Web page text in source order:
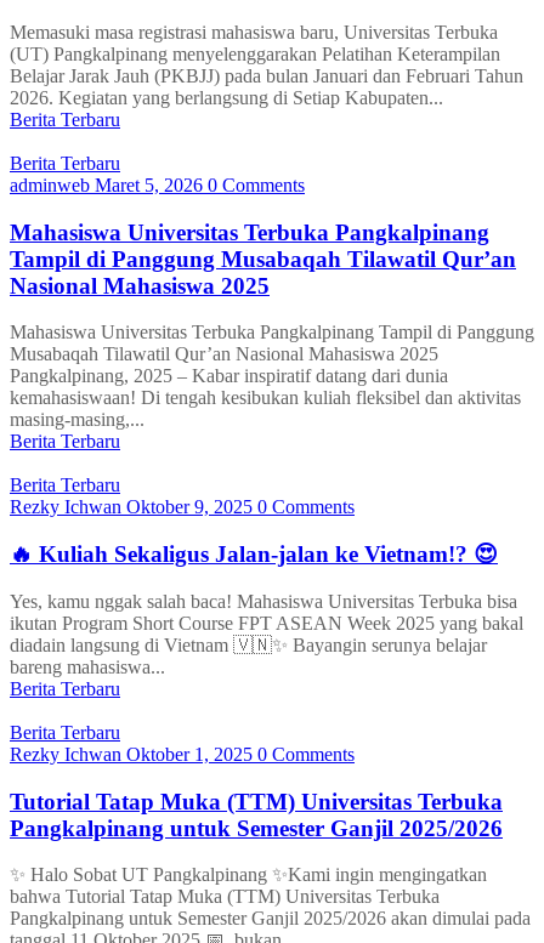
Memasuki masa registrasi mahasiswa baru, Universitas Terbuka
(UT) Pangkalpinang menyelenggarakan Pelatihan Keterampilan
Belajar Jarak Jauh (PKBJJ) pada bulan Januari dan Februari Tahun
2026. Kegiatan yang berlangsung di Setiap Kabupaten...
Berita Terbaru
Berita Terbaru
adminweb Maret 5, 2026 0 Comments
Mahasiswa Universitas Terbuka Pangkalpinang
Tampil di Panggung Musabaqah Tilawatil Qur’an
Nasional Mahasiswa 2025
Mahasiswa Universitas Terbuka Pangkalpinang Tampil di Panggung
Musabaqah Tilawatil Qur’an Nasional Mahasiswa 2025
Pangkalpinang, 2025 – Kabar inspiratif datang dari dunia
kemahasiswaan! Di tengah kesibukan kuliah fleksibel dan aktivitas
masing-masing,...
Berita Terbaru
Berita Terbaru
Rezky Ichwan Oktober 9, 2025 0 Comments
🔥 Kuliah Sekaligus Jalan-jalan ke Vietnam!? 😍
Yes, kamu nggak salah baca! Mahasiswa Universitas Terbuka bisa
ikutan Program Short Course FPT ASEAN Week 2025 yang bakal
diadain langsung di Vietnam 🇻🇳✨ Bayangin serunya belajar
bareng mahasiswa...
Berita Terbaru
Berita Terbaru
Rezky Ichwan Oktober 1, 2025 0 Comments
Tutorial Tatap Muka (TTM) Universitas Terbuka
Pangkalpinang untuk Semester Ganjil 2025/2026
✨ Halo Sobat UT Pangkalpinang ✨Kami ingin mengingatkan
bahwa Tutorial Tatap Muka (TTM) Universitas Terbuka
Pangkalpinang untuk Semester Ganjil 2025/2026 akan dimulai pada